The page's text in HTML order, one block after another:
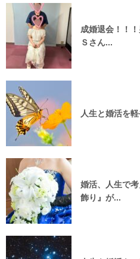
成婚退会！！
Ｓさん...
人生と婚活を
婚活、人生で
飾り』が...